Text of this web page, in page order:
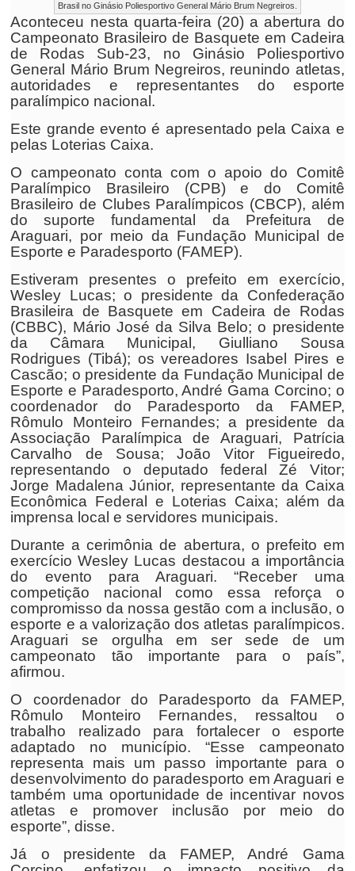
Brasil no Ginásio Poliesportivo General Mário Brum Negreiros.
Aconteceu nesta quarta-feira (20) a abertura do
Campeonato Brasileiro de Basquete em Cadeira
de Rodas Sub-23, no Ginásio Poliesportivo
General Mário Brum Negreiros, reunindo atletas,
autoridades e representantes do esporte
paralímpico nacional.
Este grande evento é apresentado pela Caixa e
pelas Loterias Caixa.
O campeonato conta com o apoio do Comitê
Paralímpico Brasileiro (CPB) e do Comitê
Brasileiro de Clubes Paralímpicos (CBCP), além
do suporte fundamental da Prefeitura de
Araguari, por meio da Fundação Municipal de
Esporte e Paradesporto (FAMEP).
Estiveram presentes o prefeito em exercício,
Wesley Lucas; o presidente da Confederação
Brasileira de Basquete em Cadeira de Rodas
(CBBC), Mário José da Silva Belo; o presidente
da Câmara Municipal, Giulliano Sousa
Rodrigues (Tibá); os vereadores Isabel Pires e
Cascão; o presidente da Fundação Municipal de
Esporte e Paradesporto, André Gama Corcino; o
coordenador do Paradesporto da FAMEP,
Rômulo Monteiro Fernandes; a presidente da
Associação Paralímpica de Araguari, Patrícia
Carvalho de Sousa; João Vitor Figueiredo,
representando o deputado federal Zé Vitor;
Jorge Madalena Júnior, representante da Caixa
Econômica Federal e Loterias Caixa; além da
imprensa local e servidores municipais.
Durante a cerimônia de abertura, o prefeito em
exercício Wesley Lucas destacou a importância
do evento para Araguari. “Receber uma
competição nacional como essa reforça o
compromisso da nossa gestão com a inclusão, o
esporte e a valorização dos atletas paralímpicos.
Araguari se orgulha em ser sede de um
campeonato tão importante para o país”,
afirmou.
O coordenador do Paradesporto da FAMEP,
Rômulo Monteiro Fernandes, ressaltou o
trabalho realizado para fortalecer o esporte
adaptado no município. “Esse campeonato
representa mais um passo importante para o
desenvolvimento do paradesporto em Araguari e
também uma oportunidade de incentivar novos
atletas e promover inclusão por meio do
esporte”, disse.
Já o presidente da FAMEP, André Gama